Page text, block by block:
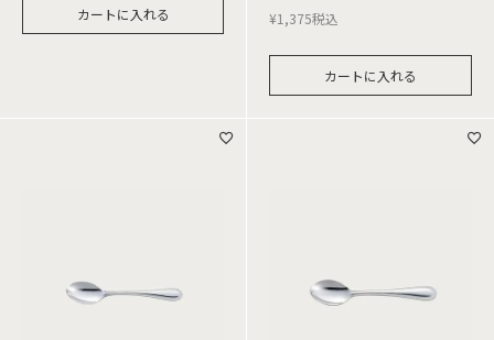
カートに入れる
¥1,375税込
カートに入れる